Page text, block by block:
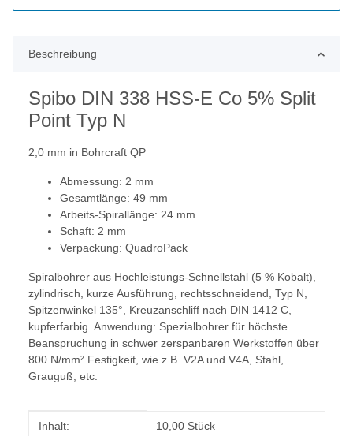
Beschreibung
Spibo DIN 338 HSS-E Co 5% Split
Point Typ N
2,0 mm in Bohrcraft QP
Abmessung: 2 mm
Gesamtlänge: 49 mm
Arbeits-Spirallänge: 24 mm
Schaft: 2 mm
Verpackung: QuadroPack
Spiralbohrer aus Hochleistungs-Schnellstahl (5 % Kobalt),
zylindrisch, kurze Ausführung, rechtsschneidend, Typ N,
Spitzenwinkel 135°, Kreuzanschliff nach DIN 1412 C,
kupferfarbig. Anwendung: Spezialbohrer für höchste
Beanspruchung in schwer zerspanbaren Werkstoffen über
800 N/mm² Festigkeit, wie z.B. V2A und V4A, Stahl,
Grauguß, etc.
Produkteigenschaft
Wert
Inhalt: 10,00 Stück